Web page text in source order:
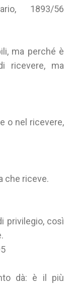
1893/56
ma perché è
ricevere, ma
o nel ricevere,
che riceve.
privilegio, così
dà: è il più